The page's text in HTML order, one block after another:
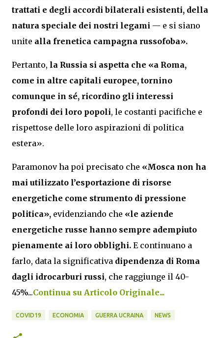
trattati e degli accordi bilaterali esistenti, della
natura speciale dei nostri legami — e si siano
unite alla frenetica campagna russofoba».
Pertanto, la Russia si aspetta che «a Roma,
come in altre capitali europee, tornino
comunque in sé, ricordino gli interessi
profondi dei loro popoli, le costanti pacifiche e
rispettose delle loro aspirazioni di politica
estera».
Paramonov ha poi precisato che «Mosca non ha
mai utilizzato l’esportazione di risorse
energetiche come strumento di pressione
politica», evidenziando che «le aziende
energetiche russe hanno sempre adempiuto
pienamente ai loro obblighi. E continuano a
farlo, data la significativa dipendenza di Roma
dagli idrocarburi russi, che raggiunge il 40-
45%...Continua su Articolo Originale...
COVID19 ECONOMIA GUERRA UCRAINA NEWS